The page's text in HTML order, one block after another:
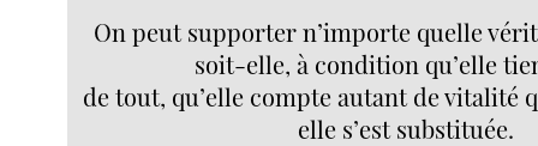
On peut supporter n’importe quelle
soit-elle, à condition qu’elle
de tout, qu’elle compte autant de vitalité
elle s’est substituée.